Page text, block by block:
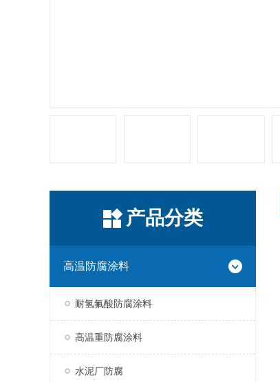
产品分类
高温防腐涂料
耐氢氟酸防腐涂料
高温重防腐涂料
水泥厂防腐